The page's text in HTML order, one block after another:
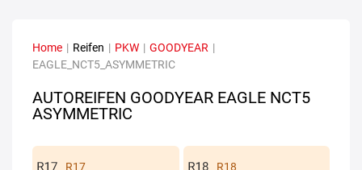
Home | Reifen | PKW | GOODYEAR |
EAGLE_NCT5_ASYMMETRIC
AUTOREIFEN GOODYEAR EAGLE NCT5
ASYMMETRIC
R17 R18